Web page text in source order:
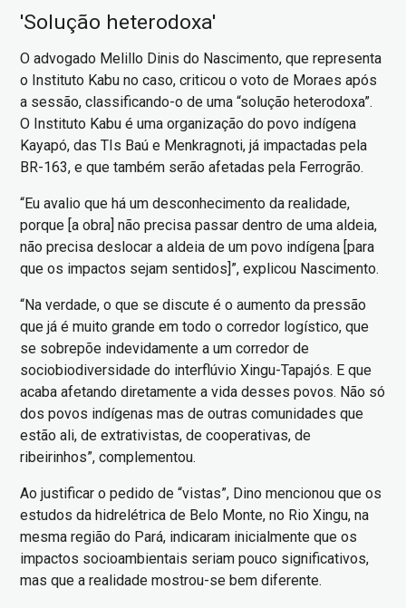
'Solução heterodoxa'
O advogado Melillo Dinis do Nascimento, que representa
o Instituto Kabu no caso, criticou o voto de Moraes após
a sessão, classificando-o de uma “solução heterodoxa”.
O Instituto Kabu é uma organização do povo indígena
Kayapó, das TIs Baú e Menkragnoti, já impactadas pela
BR-163, e que também serão afetadas pela Ferrogrão.
“Eu avalio que há um desconhecimento da realidade,
porque [a obra] não precisa passar dentro de uma aldeia,
não precisa deslocar a aldeia de um povo indígena [para
que os impactos sejam sentidos]”, explicou Nascimento.
“Na verdade, o que se discute é o aumento da pressão
que já é muito grande em todo o corredor logístico, que
se sobrepõe indevidamente a um corredor de
sociobiodiversidade do interflúvio Xingu-Tapajós. E que
acaba afetando diretamente a vida desses povos. Não só
dos povos indígenas mas de outras comunidades que
estão ali, de extrativistas, de cooperativas, de
ribeirinhos”, complementou.
Ao justificar o pedido de “vistas”, Dino mencionou que os
estudos da hidrelétrica de Belo Monte, no Rio Xingu, na
mesma região do Pará, indicaram inicialmente que os
impactos socioambientais seriam pouco significativos,
mas que a realidade mostrou-se bem diferente.